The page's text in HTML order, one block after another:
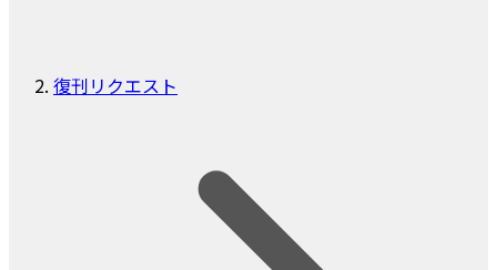
復刊リクエスト